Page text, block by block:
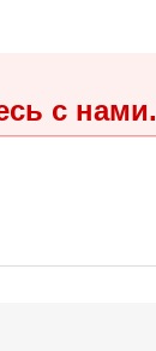
с нами.